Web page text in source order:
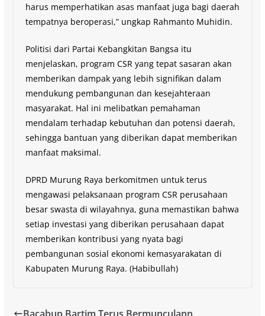
harus memperhatikan asas manfaat juga bagi daerah
tempatnya beroperasi,” ungkap Rahmanto Muhidin.
Politisi dari Partai Kebangkitan Bangsa itu
menjelaskan, program CSR yang tepat sasaran akan
memberikan dampak yang lebih signifikan dalam
mendukung pembangunan dan kesejahteraan
masyarakat. Hal ini melibatkan pemahaman
mendalam terhadap kebutuhan dan potensi daerah,
sehingga bantuan yang diberikan dapat memberikan
manfaat maksimal.
DPRD Murung Raya berkomitmen untuk terus
mengawasi pelaksanaan program CSR perusahaan
besar swasta di wilayahnya, guna memastikan bahwa
setiap investasi yang diberikan perusahaan dapat
memberikan kontribusi yang nyata bagi
pembangunan sosial ekonomi kemasyarakatan di
Kabupaten Murung Raya. (Habibullah)